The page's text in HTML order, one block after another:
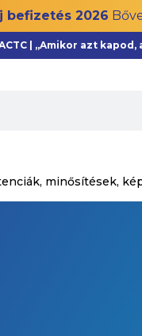
befizetés 2026
| „Amikor azt
minősítések,